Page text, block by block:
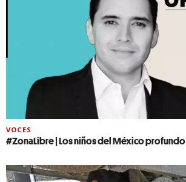
VOCES
#ZonaLibre | Los niños del México profundo